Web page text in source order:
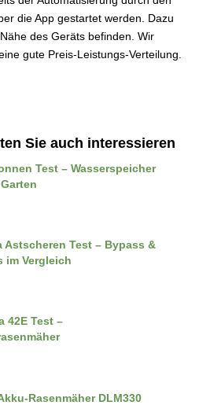
die App gestartet werden. Dazu
des Geräts befinden. Wir
gute Preis-Leistungs-Verteilung.
Sie auch interessieren
Test – Wasserspeicher
Astscheren Test – Bypass &
im Vergleich
42E Test –
Rasenmäher DLM330